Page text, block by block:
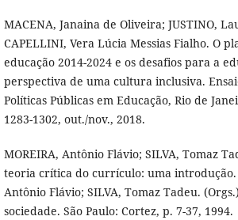
MACENA, Janaina de Oliveira; JUSTINO,
CAPELLINI, Vera Lúcia Messias Fialho. O
educação 2014-2024 e os desafios para a
perspectiva de uma cultura inclusiva.
Políticas Públicas em Educação, Rio de
1283-1302, out./nov., 2018.
MOREIRA, Antônio Flávio; SILVA, Tomaz
teoria crítica do currículo: uma introdução.
Antônio Flávio; SILVA, Tomaz Tadeu.
sociedade. São Paulo: Cortez, p. 7-37, 1994.